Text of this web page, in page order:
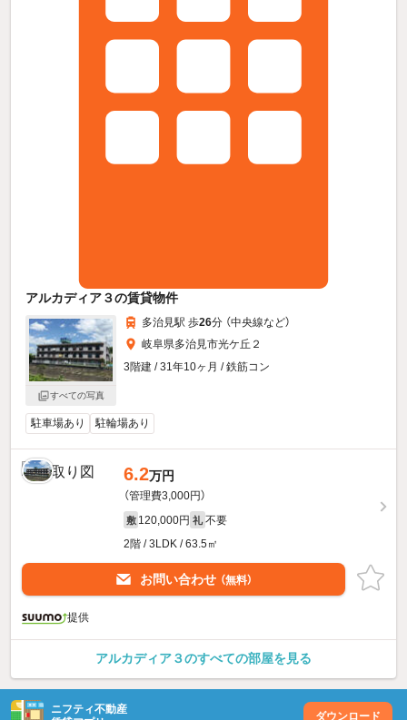
アルカディア３の賃貸物件
すべての写真
多治見駅 歩26分 （中央線など）
岐阜県多治見市光ケ丘２
3階建 / 31年10ヶ月 / 鉄筋コン
駐車場あり 駐輪場あり
6.2万円
（管理費3,000円）
敷 120,000円 礼 不要
2階 / 3LDK / 63.5㎡
お問い合わせ （無料）
提供
アルカディア３のすべての部屋を見る
ニフティ不動産
ダウンロード